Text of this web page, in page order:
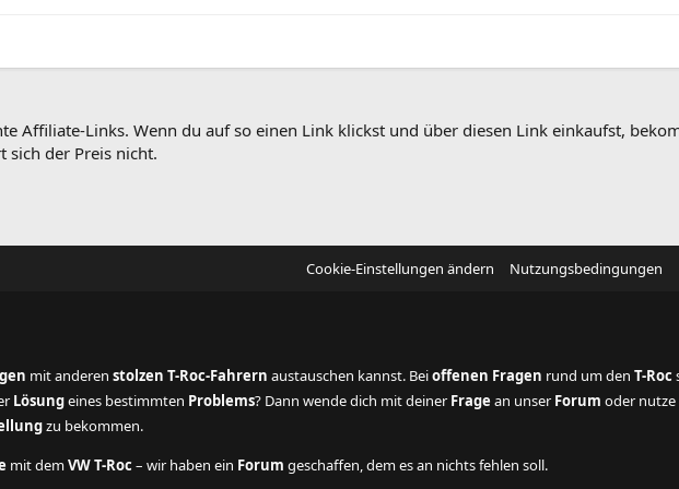
Affiliate-Links. Wenn du auf so einen Link klickst und über diesen Link einkaufst,
sich der Preis nicht.
Cookie-Einstellungen ändern Nutzungsbedingungen
mit anderen stolzen T-Roc-Fahrern austauschen kannst. Beioffenen Fragen rund um den T-Roc
Lösungeines bestimmten Problems? Dann wende dich mit deiner Frage an unser Forum oder nutze
zu bekommen.
mit demVW T-Roc– wir haben ein Forum geschaffen, dem es an nichts fehlen soll.